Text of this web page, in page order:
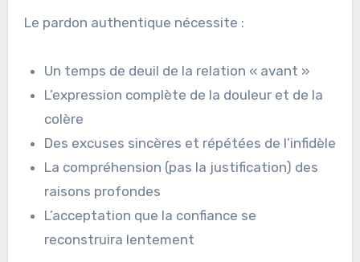
Le pardon authentique nécessite :
Un temps de deuil de la relation « avant »
L’expression complète de la douleur et de la
colère
Des excuses sincères et répétées de l’infidèle
La compréhension (pas la justification) des
raisons profondes
L’acceptation que la confiance se
reconstruira lentement